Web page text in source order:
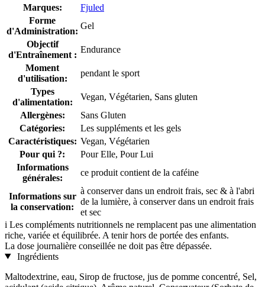
Marques:
Fjuled
Forme
d'Administration:
Gel
Objectif
d'Entraînement :
Endurance
Moment
d'utilisation:
pendant le sport
Types
d'alimentation:
Vegan, Végétarien, Sans gluten
Allergènes:
Sans Gluten
Catégories:
Les suppléments et les gels
Caractéristiques: Vegan, Végétarien
Pour qui ?:
Pour Elle, Pour Lui
Informations
générales:
ce produit contient de la caféine
Informations sur
la conservation:
à conserver dans un endroit frais, sec & à l'abri
de la lumière, à conserver dans un endroit frais
et sec
i Les compléments nutritionnels ne remplacent pas une alimentation
riche, variée et équilibrée. A tenir hors de portée des enfants.
La dose journalière conseillée ne doit pas être dépassée.
Ingrédients
Maltodextrine, eau, Sirop de fructose, jus de pomme concentré, Sel,